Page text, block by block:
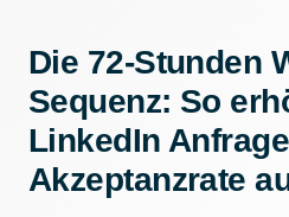
Die 72-Stunden
Sequenz: So
LinkedIn
Akzeptanzrate